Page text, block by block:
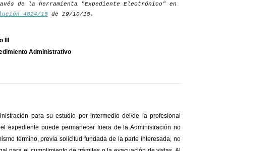
de la herramienta "Expediente Electrónico" en
4824/15de 19/10/15.
Administrativo
para su estudio por intermedio del/de la profesional
expediente puede permanecer fuera de la Administración no
término, previa solicitud fundada de la parte interesada, no